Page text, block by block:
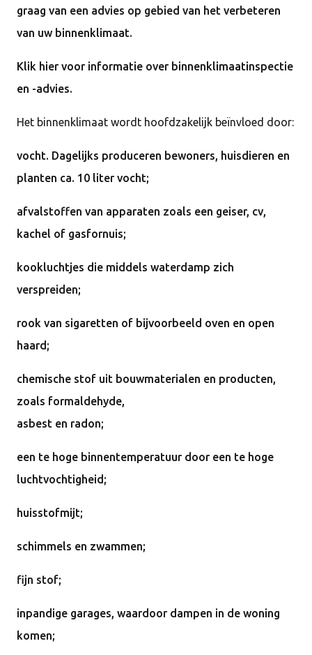
graag van een advies op gebied van het verbeteren
van uw binnenklimaat.
Klik hier voor informatie over binnenklimaatinspectie
en -advies.
Het binnenklimaat wordt hoofdzakelijk beïnvloed door:
vocht. Dagelijks produceren bewoners, huisdieren en
planten ca. 10 liter vocht;
afvalstoffen van apparaten zoals een geiser, cv,
kachel of gasfornuis;
kookluchtjes die middels waterdamp zich
verspreiden;
rook van sigaretten of bijvoorbeeld oven en open
haard;
chemische stof uit bouwmaterialen en producten,
zoals formaldehyde,
asbest en radon;
een te hoge binnentemperatuur door een te hoge
luchtvochtigheid;
huisstofmijt;
schimmels en zwammen;
fijn stof;
inpandige garages, waardoor dampen in de woning
komen;